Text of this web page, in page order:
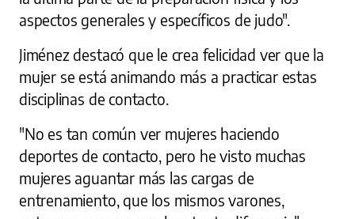
aspectos generales y específicos de judo".
Jiménez destacó que le crea felicidad ver que la
mujer se está animando más a practicar estas
disciplinas de contacto.
"No es tan común ver mujeres haciendo
deportes de contacto, pero he visto muchas
mujeres aguantar más las cargas de
entrenamiento, que los mismos varones,